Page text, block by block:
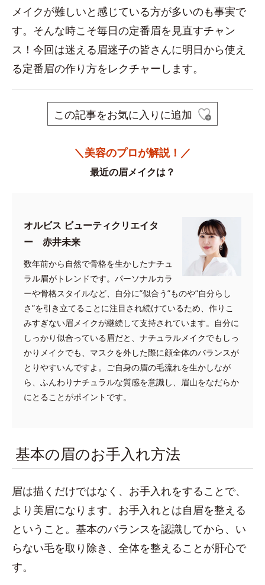
メイクが難しいと感じている方が多いのも事実で
す。そんな時こそ毎日の定番眉を見直すチャン
ス！今回は迷える眉迷子の皆さんに明日から使え
る定番眉の作り方をレクチャーします。
この記事をお気に入りに追加
＼美容のプロが解説！／
最近の眉メイクは？
オルビス ビューティクリエイタ
ー 赤井未来
数年前から自然で骨格を生かしたナチュ
ラル眉がトレンドです。パーソナルカラ
ーや骨格スタイルなど、自分に”似合う”ものや”自分らし
さ”を引き立てることに注目され続けているため、作りこ
みすぎない眉メイクが継続して支持されています。自分に
しっかり似合っている眉だと、ナチュラルメイクでもしっ
かりメイクでも、マスクを外した際に顔全体のバランスが
とりやすいんですよ。ご自身の眉の毛流れを生かしなが
ら、ふんわりナチュラルな質感を意識し、眉山をなだらか
にとることがポイントです。
基本の眉のお手入れ方法
眉は描くだけではなく、お手入れをすることで、
より美眉になります。お手入れとは自眉を整える
ということ。基本のバランスを認識してから、い
らない毛を取り除き、全体を整えることが肝心で
す。